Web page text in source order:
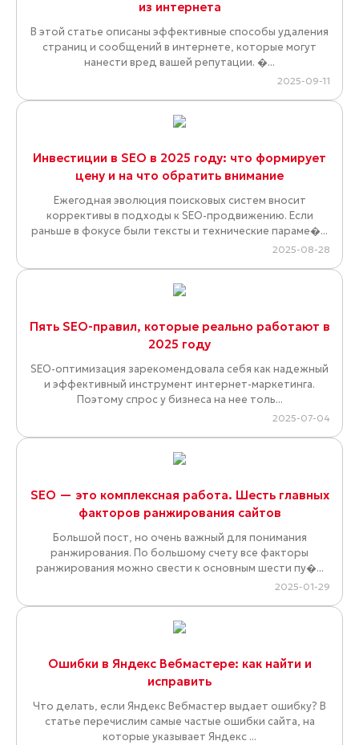
из интернета
В этой статье описаны эффективные способы удаления
страниц и сообщений в интернете, которые могут
нанести вред вашей репутации. �...
2025-09-11
Инвестиции в SEO в 2025 году: что формирует
цену и на что обратить внимание
Ежегодная эволюция поисковых систем вносит
коррективы в подходы к SEO-продвижению. Если
раньше в фокусе были тексты и технические параме�...
2025-08-28
Пять SEO-правил, которые реально работают в
2025 году
SEO-оптимизация зарекомендовала себя как надежный
и эффективный инструмент интернет-маркетинга.
Поэтому спрос у бизнеса на нее толь...
2025-07-04
SEO — это комплексная работа. Шесть главных
факторов ранжирования сайтов
Большой пост, но очень важный для понимания
ранжирования. По большому счету все факторы
ранжирования можно свести к основным шести пу�...
2025-01-29
Ошибки в Яндекс Вебмастере: как найти и
исправить
Что делать, если Яндекс Вебмастер выдает ошибку? В
статье перечислим самые частые ошибки сайта, на
которые указывает Яндекс ...